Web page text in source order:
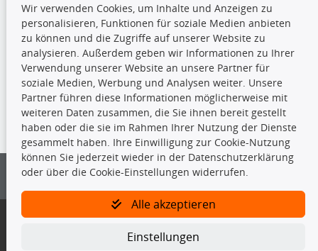
TecDoc Inside
Die hier angezeigten Daten insbesondere die gesamte Datenbank dürfen
nicht kopiert werden.
Es ist zu unterlassen, die Daten oder die gesamte Datenbank ohne
vorherige Zustimmung von TecDoc zu vervielfältigen, zu verbreiten
und/oder diese Handlungen durch Dritte ausführen zu lassen. Ein
Bitte prüfen Sie, ob das über unseren Onlineshop identifizierte Ersatzteil
Gegebenenfalls sind ergänzende Informationen notwendig, um
Wir verwenden Cookies, um Inhalte und Anzeigen zu
personalisieren, Funktionen für soziale Medien anbieten
zu können und die Zugriffe auf unserer Website zu
analysieren. Außerdem geben wir Informationen zu Ihrer
Verwendung unserer Website an unsere Partner für
soziale Medien, Werbung und Analysen weiter. Unsere
Partner führen diese Informationen möglicherweise mit
weiteren Daten zusammen, die Sie ihnen bereit gestellt
haben oder die sie im Rahmen Ihrer Nutzung der Dienste
gesammelt haben. Ihre Einwilligung zur Cookie-Nutzung
können Sie jederzeit wieder in der Datenschutzerklärung
oder über die Cookie-Einstellungen widerrufen.
Alle akzeptieren
Einstellungen